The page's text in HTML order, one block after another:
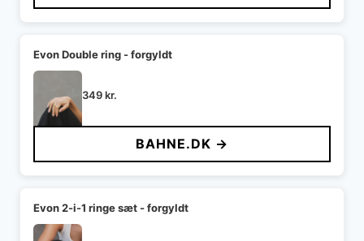
Evon Double ring - forgyldt
349kr.
BAHNE.DK →
Evon 2-i-1 ringe sæt - forgyldt